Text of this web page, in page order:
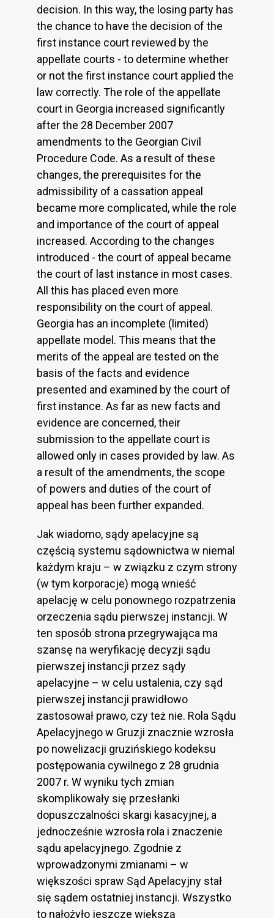
decision. In this way, the losing party has
the chance to have the decision of the
first instance court reviewed by the
appellate courts - to determine whether
or not the first instance court applied the
law correctly. The role of the appellate
court in Georgia increased significantly
after the 28 December 2007
amendments to the Georgian Civil
Procedure Code. As a result of these
changes, the prerequisites for the
admissibility of a cassation appeal
became more complicated, while the role
and importance of the court of appeal
increased. According to the changes
introduced - the court of appeal became
the court of last instance in most cases.
All this has placed even more
responsibility on the court of appeal.
Georgia has an incomplete (limited)
appellate model. This means that the
merits of the appeal are tested on the
basis of the facts and evidence
presented and examined by the court of
first instance. As far as new facts and
evidence are concerned, their
submission to the appellate court is
allowed only in cases provided by law. As
a result of the amendments, the scope
of powers and duties of the court of
appeal has been further expanded.
Jak wiadomo, sądy apelacyjne są
częścią systemu sądownictwa w niemal
każdym kraju – w związku z czym strony
(w tym korporacje) mogą wnieść
apelację w celu ponownego rozpatrzenia
orzeczenia sądu pierwszej instancji. W
ten sposób strona przegrywająca ma
szansę na weryfikację decyzji sądu
pierwszej instancji przez sądy
apelacyjne – w celu ustalenia, czy sąd
pierwszej instancji prawidłowo
zastosował prawo, czy też nie. Rola Sądu
Apelacyjnego w Gruzji znacznie wzrosła
po nowelizacji gruzińskiego kodeksu
postępowania cywilnego z 28 grudnia
2007 r. W wyniku tych zmian
skomplikowały się przesłanki
dopuszczalności skargi kasacyjnej, a
jednocześnie wzrosła rola i znaczenie
sądu apelacyjnego. Zgodnie z
wprowadzonymi zmianami – w
większości spraw Sąd Apelacyjny stał
się sądem ostatniej instancji. Wszystko
to nałożyło jeszcze większą